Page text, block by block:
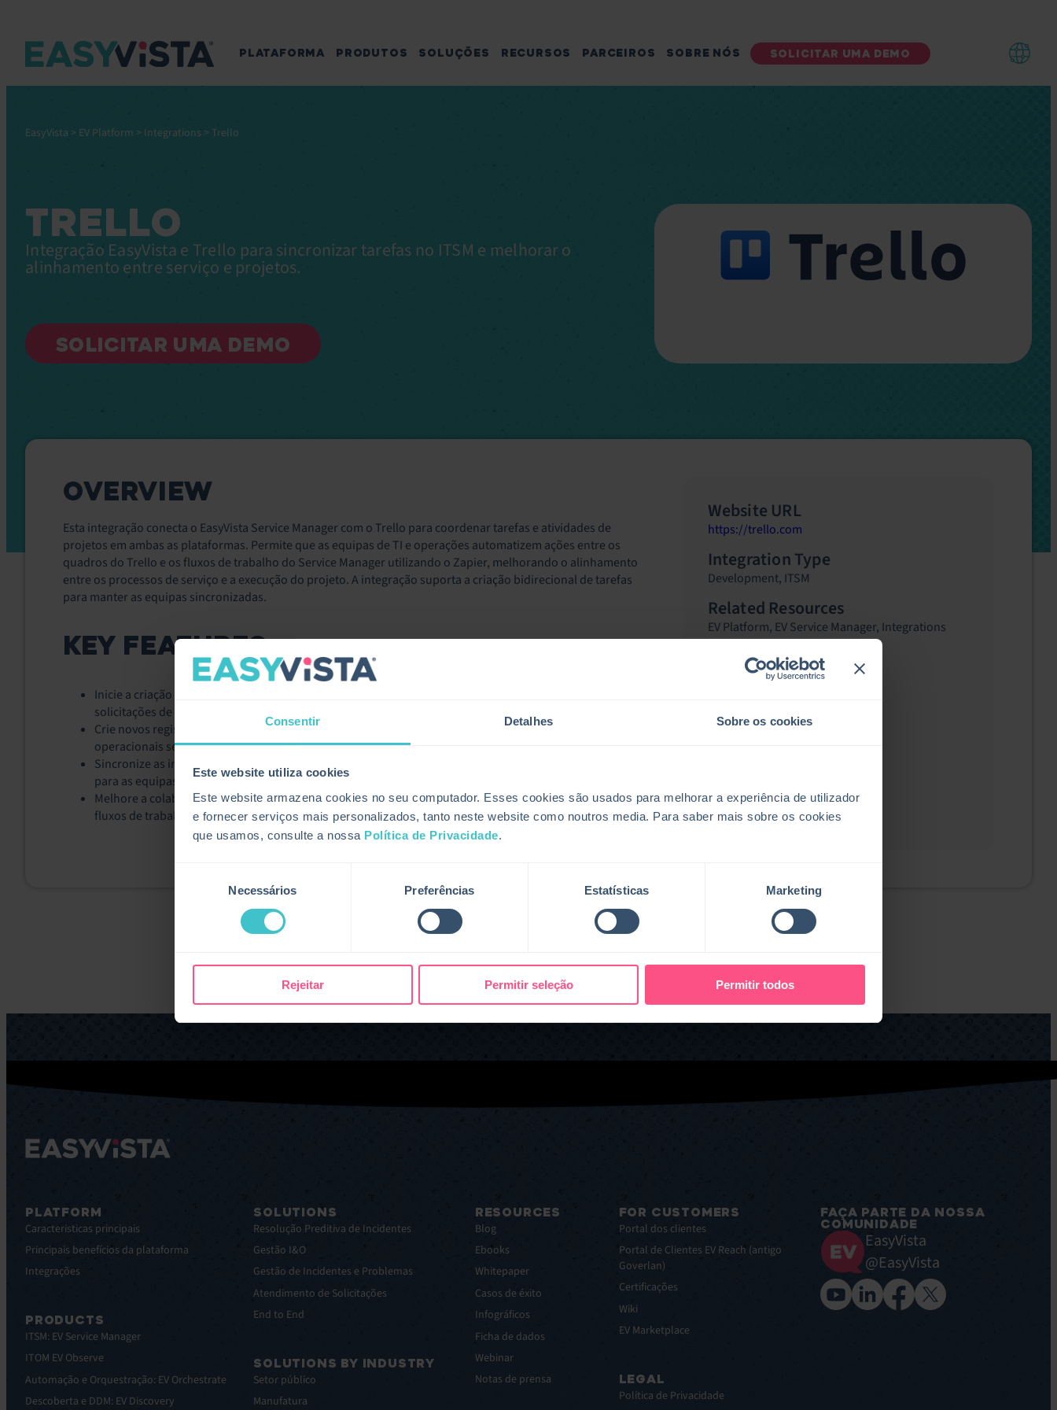
Consentir Detalhes Sobre os cookies
Este website utiliza cookies
Este website armazena cookies no seu computador. Esses cookies são usados para melhorar a experiência de utilizador
e fornecer serviços mais personalizados, tanto neste website como noutros media. Para saber mais sobre os cookies
que usamos, consulte a nossa Política de Privacidade.
consentimento
Necessários Preferências Estatísticas Marketing
Rejeitar Permitir seleção Permitir todos
SOLICITAR UMA DEMO
PLATAFORMA PRODUTOS SOLUÇÕES RECURSOS PARCEIROS SOBRE NÓS
EasyVista > EV Platform > Integrations> Trello
TRELLO
Integração EasyVista e Trello para sincronizar tarefas no ITSM e melhorar o
alinhamento entre serviço e projetos.
SOLICITAR UMA DEMO
OVERVIEW
Esta integração conecta o EasyVista Service Manager com o Trello para coordenar tarefas e atividades de
projetos em ambas as plataformas. Permite que as equipas de TI e operações automatizem ações entre os
quadros do Trello e os fluxos de trabalho do Service Manager utilizando o Zapier, melhorando o alinhamento
entre os processos de serviço e a execução do projeto. A integração suporta a criação bidirecional de tarefas
para manter as equipas sincronizadas.
KEY FEATURES
Inicie a criação de cartões Trello a partir dos fluxos de trabalho do Service Manager para refletir as
solicitações de alteração ou atividades de serviço.
Crie novos registos do Service Manager a partir de ações do Trello para garantir que as tarefas
operacionais sejam capturadas nos processos de ITSM.
Sincronize as informações das tarefas em ambos os sistemas para manter uma visibilidade consistente
para as equipas de TI e de projeto.
Melhore a colaboração entre‑ equipas, vinculando eventos de serviço a projetos em andamento ou
fluxos de trabalho Kanban.
Website URL
https://trello.com
Integration Type
Development, ITSM
Related Resources
EV Platform, EV Service Manager, Integrations
PLATFORM
Caracteristicas principais
Principais benefícios da plataforma
Integrações
PRODUCTS
ITSM: EV Service Manager
ITOM EV Observe
Automação e Orquestração: EV Orchestrate
Descoberta e DDM: EV Discovery
SOLUTIONS
Resolução Preditiva de Incidentes
Gestão I&O
Gestão de Incidentes e Problemas
Atendimento de Solicitações
End to End
SOLUTIONS BY INDUSTRY
Setor público
Manufatura
RESOURCES
Blog
Ebooks
Whitepaper
Casos de éxito
Infográficos
Ficha de dados
Webinar
Notas de prensa
FOR CUSTOMERS
Portal dos clientes
Portal de Clientes EV Reach (antigo
Goverlan)
Certificações
Wiki
EV Marketplace
LEGAL
Política de Privacidade
FAÇA PARTE DA NOSSA
COMUNIDADE
EasyVista
@EasyVista